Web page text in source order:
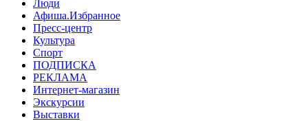
Люди
Афиша.Избранное
Пресс-центр
Культура
Спорт
ПОДПИСКА
РЕКЛАМА
Интернет-магазин
Экскурсии
Выставки